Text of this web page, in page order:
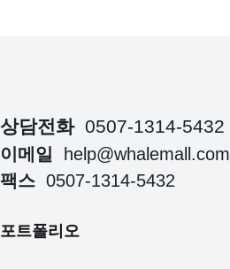
상담전화 0507-1314-5432
이메일
help@whalemall.com
팩스 0507-1314-5432
포트폴리오